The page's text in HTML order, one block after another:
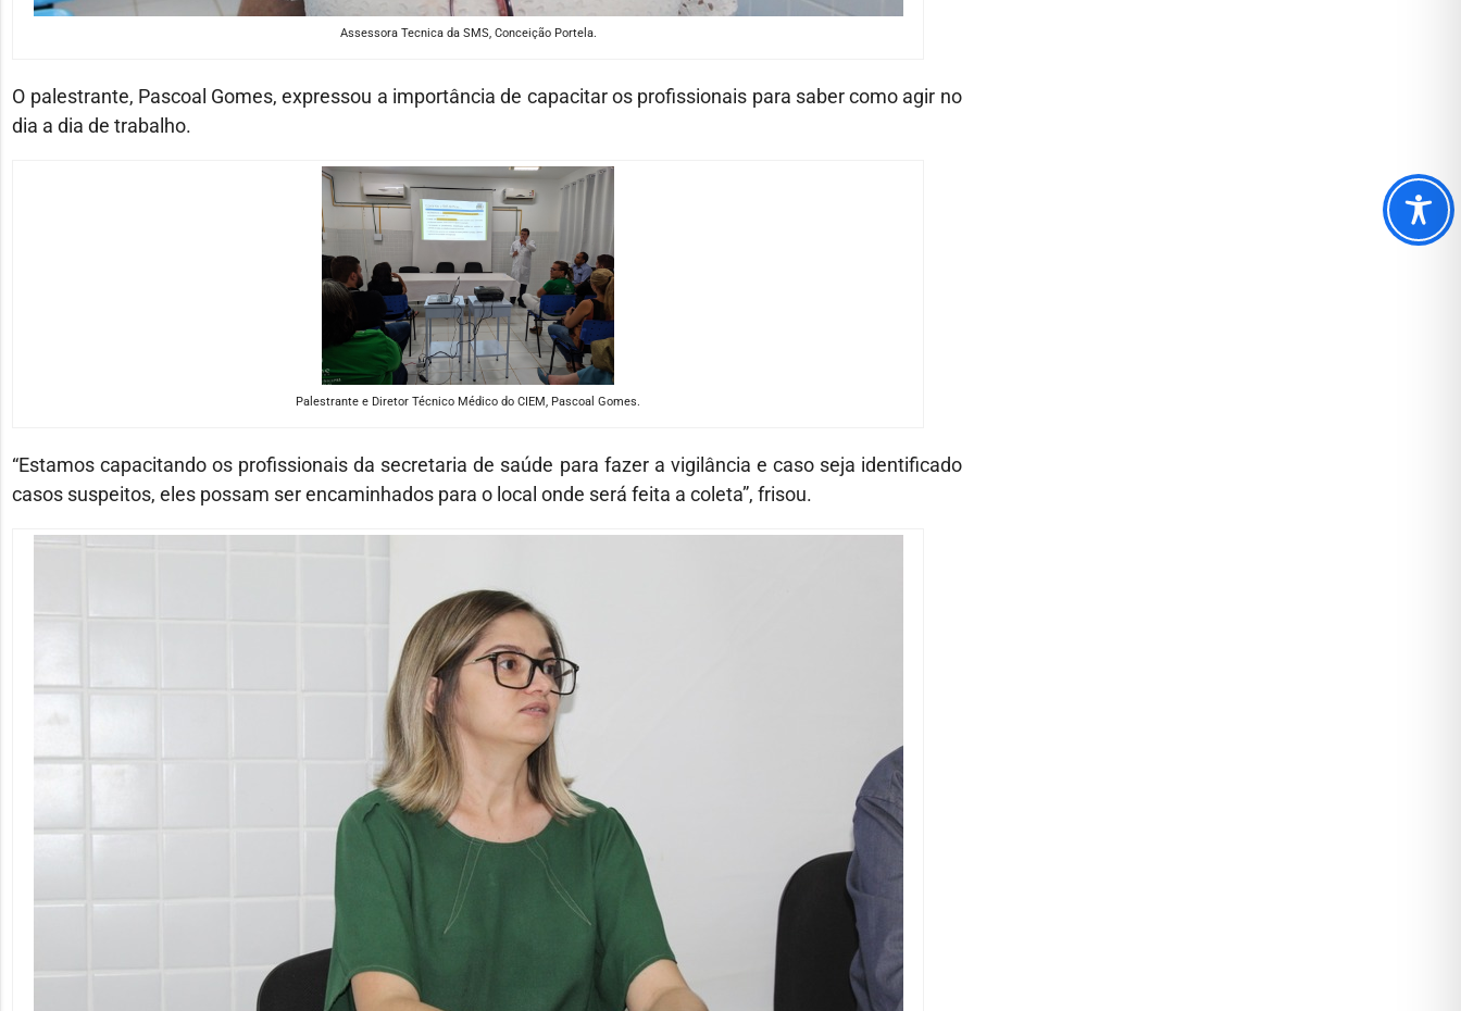
Assessora Tecnica da SMS, Conceição Portela.
O palestrante, Pascoal Gomes, expressou a importância de capacitar os profissionais para saber como agir no
dia a dia de trabalho.
Palestrante e Diretor Técnico Médico do CIEM, Pascoal Gomes.
“Estamos capacitando os profissionais da secretaria de saúde para fazer a vigilância e caso seja identificado
casos suspeitos, eles possam ser encaminhados para o local onde será feita a coleta”, frisou.